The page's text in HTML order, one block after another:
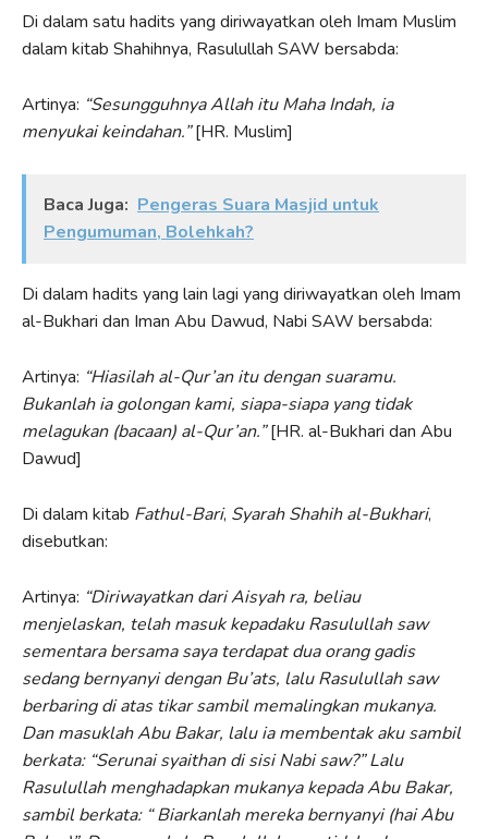
Di dalam satu hadits yang diriwayatkan oleh Imam Muslim
dalam kitab Shahihnya, Rasulullah SAW bersabda:
Artinya: “Sesungguhnya Allah itu Maha Indah, ia
menyukai keindahan.”[HR. Muslim]
Baca Juga: Pengeras Suara Masjid untuk
Pengumuman, Bolehkah?
Di dalam hadits yang lain lagi yang diriwayatkan oleh Imam
al-Bukhari dan Iman Abu Dawud, Nabi SAW bersabda:
Artinya: “Hiasilah al-Qur’an itu dengan suaramu.
Bukanlah ia golongan kami, siapa-siapa yang tidak
melagukan (bacaan) al-Qur’an.”[HR. al-Bukhari dan Abu
Dawud]
Di dalam kitab Fathul-Bari, Syarah Shahih al-Bukhari,
disebutkan:
Artinya: “Diriwayatkan dari Aisyah ra, beliau
menjelaskan, telah masuk kepadaku Rasulullah saw
sementara bersama saya terdapat dua orang gadis
sedang bernyanyi dengan Bu’ats, lalu Rasulullah saw
berbaring di atas tikar sambil memalingkan mukanya.
Dan masuklah Abu Bakar, lalu ia membentak aku sambil
berkata: “Serunai syaithan di sisi Nabi saw?” Lalu
Rasulullah menghadapkan mukanya kepada Abu Bakar,
sambil berkata: “ Biarkanlah mereka bernyanyi (hai Abu